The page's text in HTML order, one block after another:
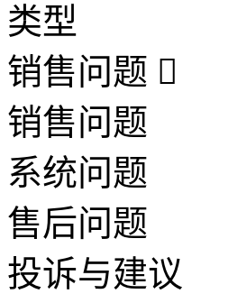
类型
销售问题
销售问题
系统问题
售后问题
投诉与建议